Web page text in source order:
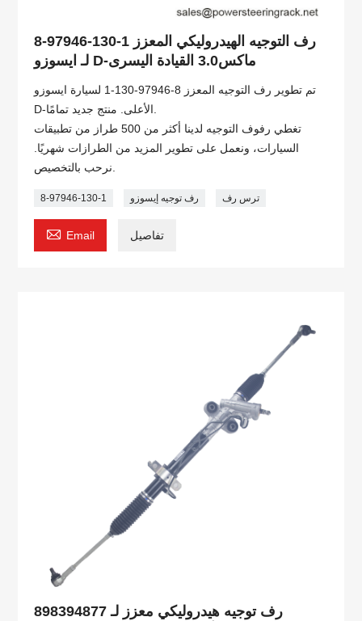
8-97946-130-1 رف التوجيه الهيدروليكي المعزز
لـ ايسوزو D-ماكس3.0 القيادة اليسرى
تم تطوير رف التوجيه المعزز 8-97946-130-1 لسيارة ايسوزو
تغطي رفوف التوجيه لدينا أكثر من 500 طراز من تطبيقات
السيارات، ونعمل على تطوير المزيد من الطرازات شهريًا.
8-97946-130-1 رف توجيه إيسوزو ترس رف
 Email تفاصيل
898394877 رف توجيه هيدروليكي معزز لـ